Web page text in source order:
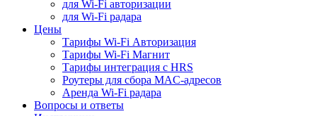
для Wi-Fi авторизации
для Wi-Fi радара
Цены
Тарифы Wi-Fi Авторизация
Тарифы Wi-Fi Магнит
Тарифы интеграция с HRS
Роутеры для сбора MAC-адресов
Аренда Wi-Fi радара
Вопросы и ответы